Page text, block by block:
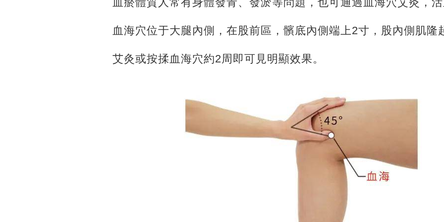
血海穴位于大腿內側，在股前區，髕底內側端上2寸，股內側肌隆
艾灸或按揉血海穴約2周即可見明顯效果。